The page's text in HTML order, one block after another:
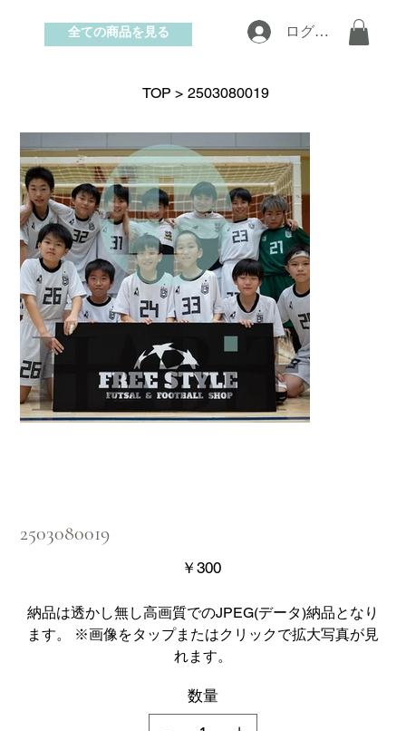
お問い合わせ
ログイン
全ての商品を見る
TOP > 2503080019
2503080019
価
格
￥300
納品は透かし無し高画質でのJPEG(データ)納品となり
ます。 ※画像をタップまたはクリックで拡大写真が見
れます。
数量